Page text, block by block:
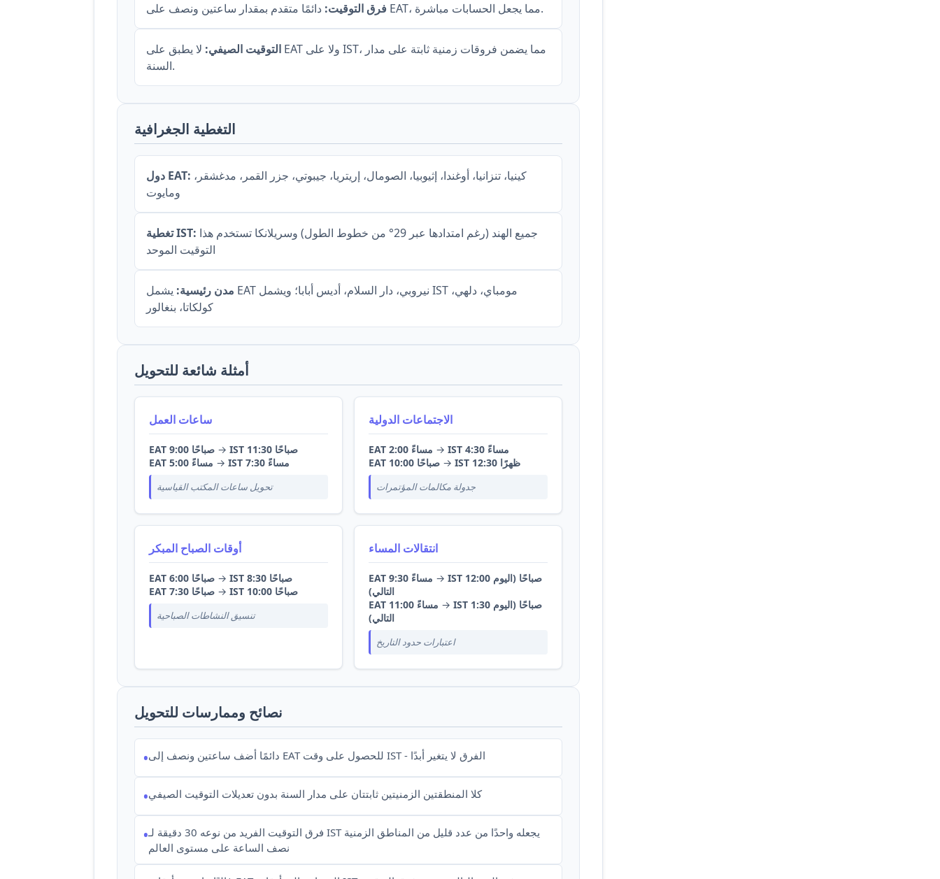
فرق التوقيت: دائمًا متقدم بمقدار ساعتين ونصف على EAT، مما يجعل الحسابات مباشرة.
التوقيت الصيفي: لا يطبق على EAT ولا على IST، مما يضمن فروقات زمنية ثابتة على مدار
السنة.
التغطية الجغرافية
دول EAT:
ومايوت
تغطية IST:
التوقيت الموحد
مدن رئيسية: يشمل EAT نيروبي، دار السلام، أديس أبابا؛ ويشمل IST مومباي، دلهي،
كولكاتا، بنغالور
أمثلة شائعة للتحويل
ساعات العمل
EAT 9:00 صباحًا →
IST 11:30 صباحًا
EAT 5:00 مساءً → IST 7:30 مساءً
تحويل ساعات المكتب القياسية
الاجتماعات الدولية
EAT 2:00 مساءً →
IST 4:30 مساءً
EAT 10:00 صباحًا → IST 12:30 ظهرًا
جدولة مكالمات المؤتمرات
أوقات الصباح المبكر
EAT 6:00 صباحًا →
IST 8:30 صباحًا
EAT 7:30 صباحًا → IST 10:00 صباحًا
تنسيق النشاطات الصباحية
انتقالات المساء
EAT 9:30 مساءً → IST 12:00 صباحًا (اليوم
التالي)
EAT 11:00 مساءً → IST 1:30 صباحًا (اليوم
التالي)
اعتبارات حدود التاريخ
نصائح وممارسات للتحويل
• دائمًا أضف ساعتين ونصف إلى EAT للحصول على وقت IST - الفرق لا يتغير أبدًا
•كلا المنطقتين الزمنيتين ثابتتان على مدار السنة بدون تعديلات التوقيت الصيفي
•فرق التوقيت الفريد من نوعه 30 دقيقة لـ IST يجعله واحدًا من عدد قليل من المناطق الزمنية
نصف الساعة على مستوى العالم